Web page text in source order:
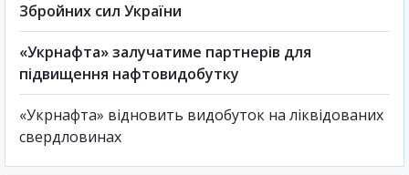
Збройних сил України
«Укрнафта» залучатиме партнерів для
підвищення нафтовидобутку
«Укрнафта» відновить видобуток на ліквідованих
свердловинах